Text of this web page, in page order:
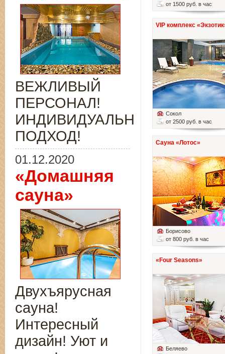
от 1500 руб. в час
VIP комплекс
Сокол
от 2500 руб. в час
Сауна «Лотос»
Борисово
от 800 руб. в час
«Four Seasons»
Беляево
ВЕЖЛИВЫЙ
ПЕРСОНАЛ!
ИНДИВИДУАЛЬНЫЙ
ПОДХОД!
01.12.2020
«Домашняя
сауна»
Двухъярусная
сауна!
Интересный
дизайн! Уют и